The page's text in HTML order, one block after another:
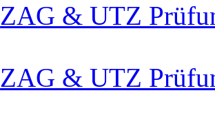
ZAG & UTZ
ZAG & UTZ